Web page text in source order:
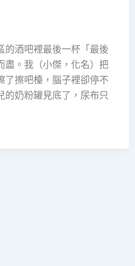
的酒吧裡最後一杯「最後
盡。我（小傑，化名）把
了擦吧檯，腦子裡卻停不
的奶粉罐見底了，尿布只